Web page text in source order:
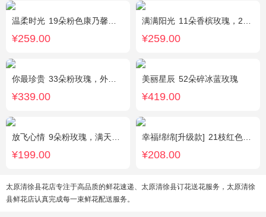
温柔时光 19朵粉色康乃馨，2支多头粉百合，黄莺搭配
¥259.00
满满阳光 11朵香槟玫瑰，2朵向日葵，1个蓝色绣球，配花、桔梗、绿叶搭配
¥259.00
你最珍贵 33朵粉玫瑰，外围满天星
¥339.00
美丽星辰 52朵碎冰蓝玫瑰
¥419.00
放飞心情 9朵粉玫瑰，满天星、栀子叶适量
¥199.00
幸福绵绵[升级款] 21枝红色康乃馨，加拿大黄莺，满天星间插丰满
¥208.00
太原清徐县花店专注于高品质的鲜花速递、太原清徐县订花送花服务，太原清徐
县鲜花店认真完成每一束鲜花配送服务。